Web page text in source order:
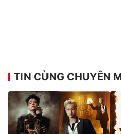
thuận bằng văn bản. Ghi rõ
TIN CÙNG CHUYÊN